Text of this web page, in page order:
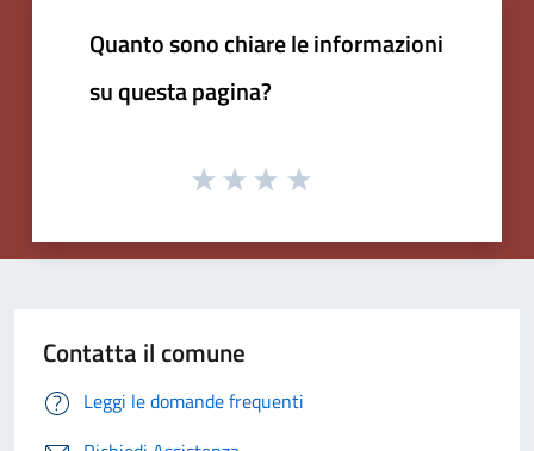
Quanto sono chiare le informazioni
su questa pagina?
Contatta il comune
Leggi le domande frequenti